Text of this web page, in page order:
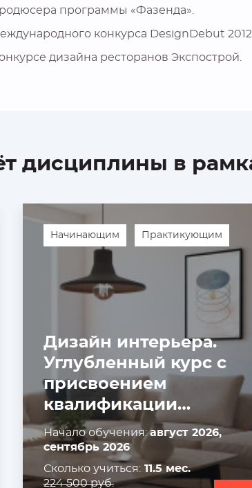
программы «Фазенда».
конкурса DesignDebut 2012.
дизайна ресторанов Экспострой.
дисциплины в
Начинающим Практикующим
Дизайн интерьера.
Углубленный курс с
присвоением
квалификации
«Дизайнер
интерьера»
Начало обучения:август 2026,
сентябрь 2026
Сколько учиться:11.5 мес.
224 500 руб.